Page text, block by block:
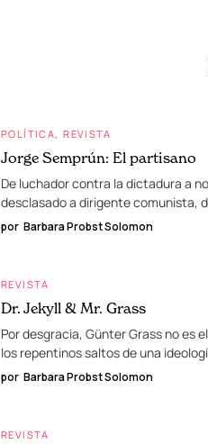
POLÍTICA REVISTA
Jorge Semprún: El partisano
De luchador contra la dictadura a
desclasado a dirigente comunista,
por Barbara Probst Solomon
REVISTA
Dr. Jekyll & Mr. Grass
Por desgracia, Günter Grass no es
los repentinos saltos de una
por Barbara Probst Solomon
REVISTA